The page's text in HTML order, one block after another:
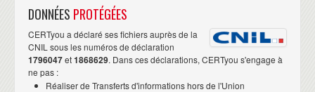
DONNÉES PROTÉGÉES
CERTyou a déclaré ses fichiers auprès de la
CNIL sous les numéros de déclaration
1796047et1868629. Dans ces déclarations, CERTyou s'engage à
ne pas :
Réaliser de Transferts d'informations hors de l'Union